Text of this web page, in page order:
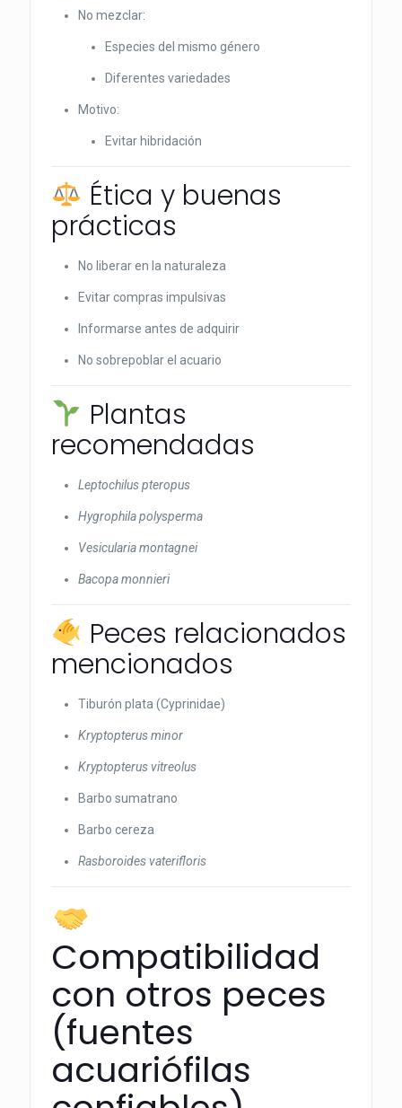
No mezclar:
Especies del mismo género
Diferentes variedades
Motivo:
Evitar hibridación
Ética y buenas
prácticas
No liberar en la naturaleza
Evitar compras impulsivas
Informarse antes de adquirir
No sobrepoblar el acuario
Plantas
recomendadas
Leptochilus pteropus
Hygrophila polysperma
Vesicularia montagnei
Bacopa monnieri
Peces relacionados
mencionados
Tiburón plata (Cyprinidae)
Kryptopterus minor
Kryptopterus vitreolus
Barbo sumatrano
Barbo cereza
Rasboroides vaterifloris
Compatibilidad
con otros peces
(fuentes
acuariófilas